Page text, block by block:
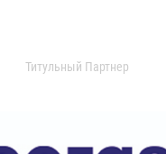
Титульный Партнер